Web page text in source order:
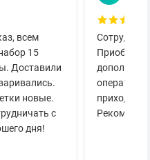
всем
15
Доставили
новые.
с
дня!
приходило